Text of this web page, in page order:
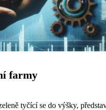
farmy
tyčící se do výšky,